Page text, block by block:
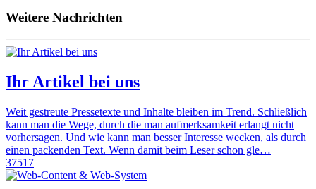
Weitere Nachrichten
Ihr Artikel bei uns
Weit gestreute Pressetexte und Inhalte bleiben im Trend. Schließlich
kann man die Wege, durch die man aufmerksamkeit erlangt nicht
vorhersagen. Und wie kann man besser Interesse wecken, als durch
einen packenden Text. Wenn damit beim Leser schon gle…
37517